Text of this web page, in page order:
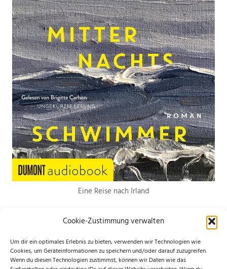
Cookie-Zustimmung verwalten
Um dir ein optimales Erlebnis zu bieten, verwenden wir Technologien wie
Cookies, um Geräteinformationen zu speichern und/oder darauf zuzugreifen.
Wenn du diesen Technologien zustimmst, können wir Daten wie das
Eine Reise nach Irland